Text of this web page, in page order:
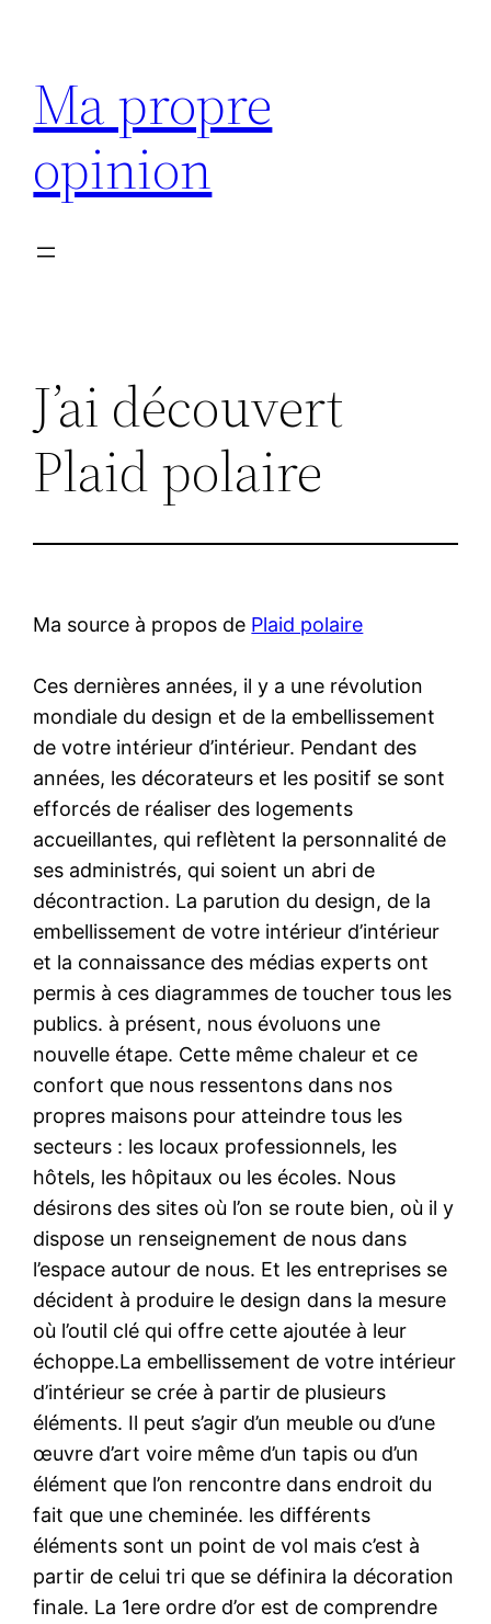
contenu
Ma propre
opinion
J’ai découvert
Plaid polaire
Ma source à propos de Plaid polaire
Ces dernières années, il y a une révolution
mondiale du design et de la embellissement
de votre intérieur d’intérieur. Pendant des
années, les décorateurs et les positif se sont
efforcés de réaliser des logements
accueillantes, qui reflètent la personnalité de
ses administrés, qui soient un abri de
décontraction. La parution du design, de la
embellissement de votre intérieur d’intérieur
et la connaissance des médias experts ont
permis à ces diagrammes de toucher tous les
publics. à présent, nous évoluons une
nouvelle étape. Cette même chaleur et ce
confort que nous ressentons dans nos
propres maisons pour atteindre tous les
secteurs : les locaux professionnels, les
hôtels, les hôpitaux ou les écoles. Nous
désirons des sites où l’on se route bien, où il y
dispose un renseignement de nous dans
l’espace autour de nous. Et les entreprises se
décident à produire le design dans la mesure
où l’outil clé qui offre cette ajoutée à leur
échoppe.La embellissement de votre intérieur
d’intérieur se crée à partir de plusieurs
éléments. Il peut s’agir d’un meuble ou d’une
œuvre d’art voire même d’un tapis ou d’un
élément que l’on rencontre dans endroit du
fait que une cheminée. les différents
éléments sont un point de vol mais c’est à
partir de celui tri que se définira la décoration
finale. La 1ere ordre d’or est de comprendre